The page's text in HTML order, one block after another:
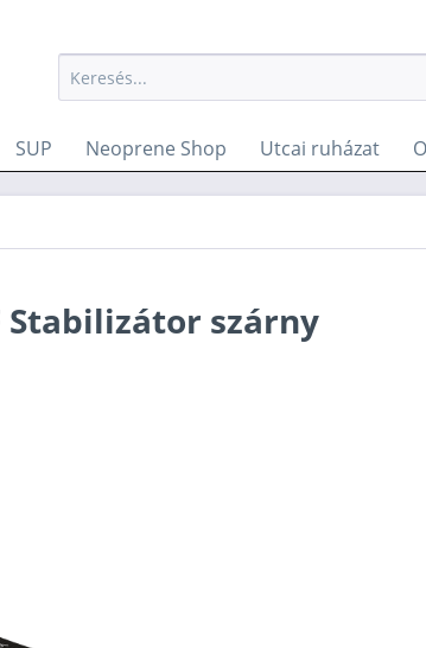
SUP Neoprene Shop Utcai ruházat
Stabilizátor szárny